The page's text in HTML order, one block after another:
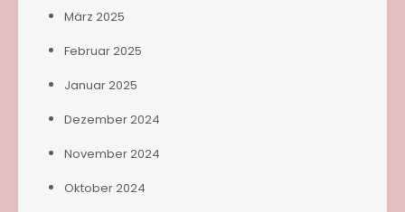
März 2025
Februar 2025
Januar 2025
Dezember 2024
November 2024
Oktober 2024